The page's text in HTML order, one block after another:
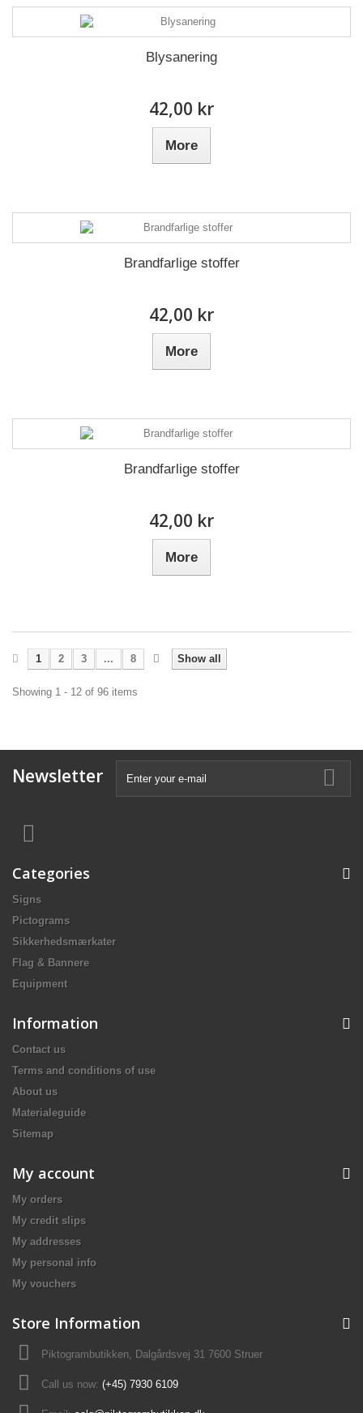
Blysanering
42,00 kr
More
Brandfarlige stoffer
42,00 kr
More
Brandfarlige stoffer
42,00 kr
More
Show all
1 2 3 ... 8
Showing 1 - 12 of 96 items
Newsletter
Categories
Signs
Pictograms
Sikkerhedsmærkater
Flag & Bannere
Equipment
Information
Contact us
Terms and conditions of use
About us
Materialeguide
Sitemap
My account
My orders
My credit slips
My addresses
My personal info
My vouchers
Store Information
Piktogrambutikken, Dalgårdsvej 31 7600 Struer
Call us now: (+45) 7930 6109